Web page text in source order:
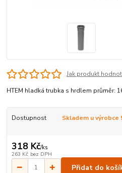
Jak produkt
HTEM hladká trubka s hrdlem průměr:
Dostupnost Skladem u výrobce
318 Kč/ks
263 Kč bez DPH
Přidat do